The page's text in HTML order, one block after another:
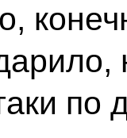
по